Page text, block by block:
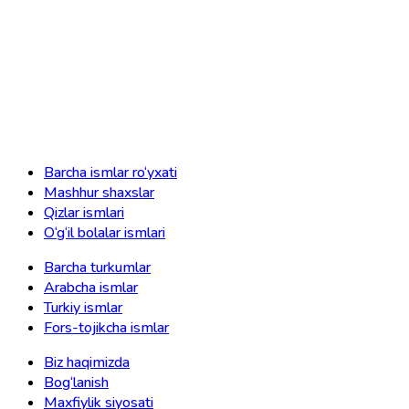
Barcha ismlar ro‘yxati
Mashhur shaxslar
Qizlar ismlari
O‘g‘il bolalar ismlari
Barcha turkumlar
Arabcha ismlar
Turkiy ismlar
Fors-tojikcha ismlar
Biz haqimizda
Bog‘lanish
Maxfiylik siyosati